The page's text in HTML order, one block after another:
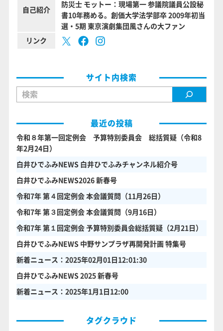
自己紹介
防災士 モットー：現場第一 参議院議員公設秘
書10年務める。創価大学法学部卒 2009年初当
選・5期 東京演劇集団風さんの大ファン
リンク
サイト内検索
検索
最近の投稿
令和８年第一回定例会 予算特別委員会 総括質疑（令和8
年2月24日）
白井ひでふみNEWS 白井ひでふみチャンネル紹介号
白井ひでふみNEWS2026 新春号
令和7年 第４回定例会 本会議質問（11月26日）
令和7年 第３回定例会 本会議質問（9月16日）
令和7年 第１回定例会 予算特別委員会総括質疑（2月21日）
白井ひでふみNEWS 中野サンプラザ再開発計画 特集号
新着ニュース：2025年02月01日12:01:30
白井ひでふみNEWS 2025 新春号
新着ニュース：2025年1月1日12:00
タグクラウド